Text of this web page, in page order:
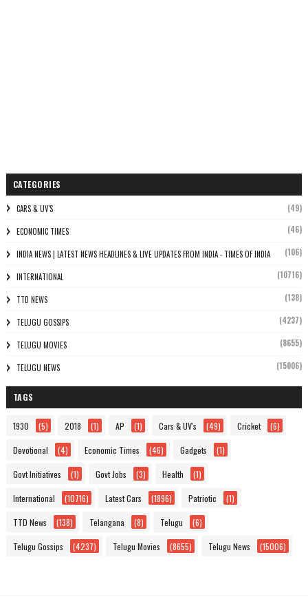
CATEGORIES
CARS & UV'S (49)
ECONOMIC TIMES (46)
INDIA NEWS | LATEST NEWS HEADLINES & LIVE UPDATES FROM INDIA - TIMES OF INDIA (106)
INTERNATIONAL (10716)
TTD NEWS (138)
TELUGU GOSSIPS (4237)
TELUGU MOVIES (8655)
TELUGU NEWS (15006)
TAGS
1930 (5) 2018 (1) AP (1) Cars & UV's (49) Cricket (6)
Devotional (4) Economic Times (46) Gadgets (1)
Govt Initiatives (1) Govt Jobs (3) Health (1)
International (10716) Latest Cars (1896) Patriotic (1)
TTD News (138) Telangana (8) Telugu (6)
Telugu Gossips (4237) Telugu Movies (8655) Telugu News (15006)